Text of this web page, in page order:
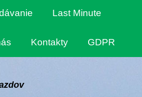
Last Minute
Kontakty GDPR